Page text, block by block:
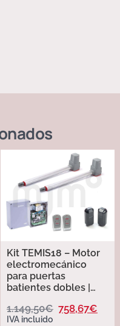
Kit TEMIS18 – Motor
electromecánico
para puertas
batientes dobles |
residencial. Erreka
1.149,50€ 758,67€
IVA incluido